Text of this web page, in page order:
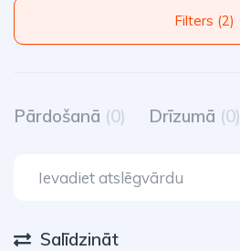
Filters (2)
Pārdošanā (0) Drīzumā (0)
Salīdzināt